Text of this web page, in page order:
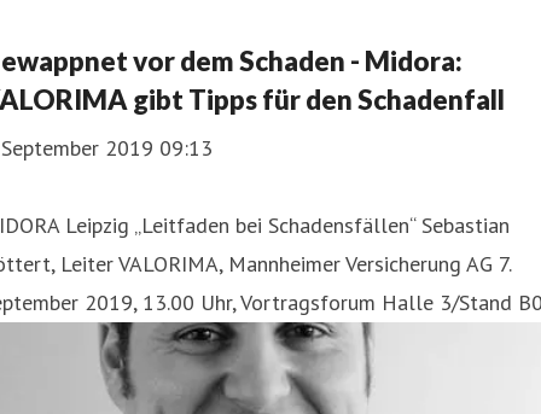
vor dem Schaden - Midora:
gibt Tipps für den Schadenfall
2019 09:13
Leipzig „Leitfaden bei Schadensfällen“ Sebastian
Leiter VALORIMA, Mannheimer Versicherung AG 7.
2019, 13.00 Uhr, Vortragsforum Halle 3/Stand